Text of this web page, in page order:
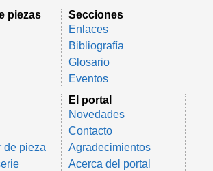
piezas
Secciones
Enlaces
Bibliografía
Glosario
Eventos
de pieza
El portal
Novedades
Contacto
Agradecimientos
Acerca del portal